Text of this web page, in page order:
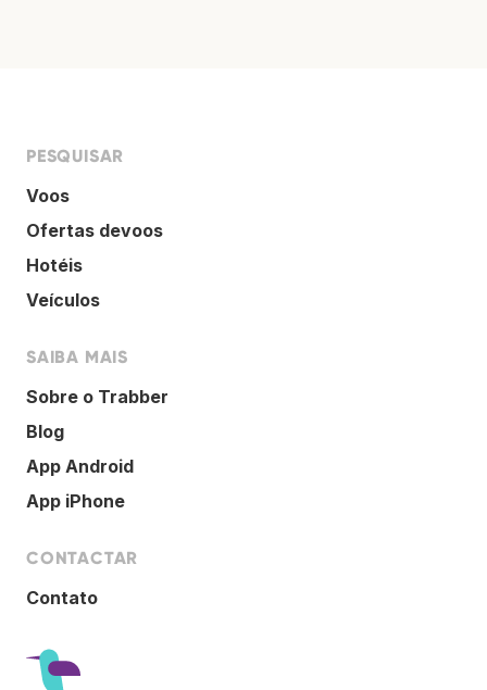
PESQUISAR
Voos
Ofertas devoos
Hotéis
Veículos
SAIBA MAIS
Sobre o Trabber
Blog
App Android
App iPhone
CONTACTAR
Contato